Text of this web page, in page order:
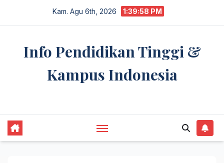
Kam. Agu 6th, 2026 1:39:59 PM
Info Pendidikan Tinggi &
Kampus Indonesia